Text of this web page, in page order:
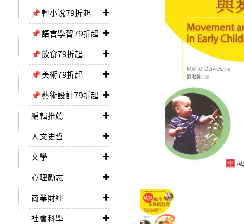
📌輕小說79折起
📌語言學習79折起
📌飲食79折起
📌美術79折起
📌藝術設計79折起
編輯推薦
人文史哲
文學
心理勵志
商業財經
社會科學